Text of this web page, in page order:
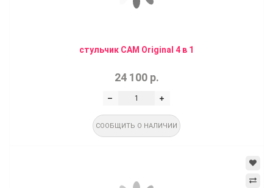
стульчик CAM Original 4 в 1
24 100 р.
СООБЩИТЬ О НАЛИЧИИ